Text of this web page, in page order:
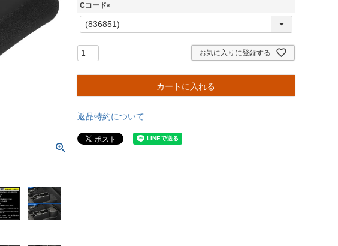
Cコード
(
必
お気に入りに登録する
カートに入れる
返品特約について